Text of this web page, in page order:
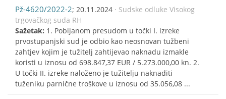
Pž-4620/2022-2; 20.11.2024 · Sudske odluke Visokog
trgovačkog suda RH
Sažetak: 1. Pobijanom presudom u točki I. izreke
prvostupanjski sud je odbio kao neosnovan tužbeni
zahtjev kojim je tužitelj zahtijevao naknadu izmakle
koristi u iznosu od 698.847,37 EUR / 5.273.000,00 kn. 2.
U točki II. izreke naloženo je tužitelju naknaditi
tuženiku parnične troškove u iznosu od 35.056,08 ...